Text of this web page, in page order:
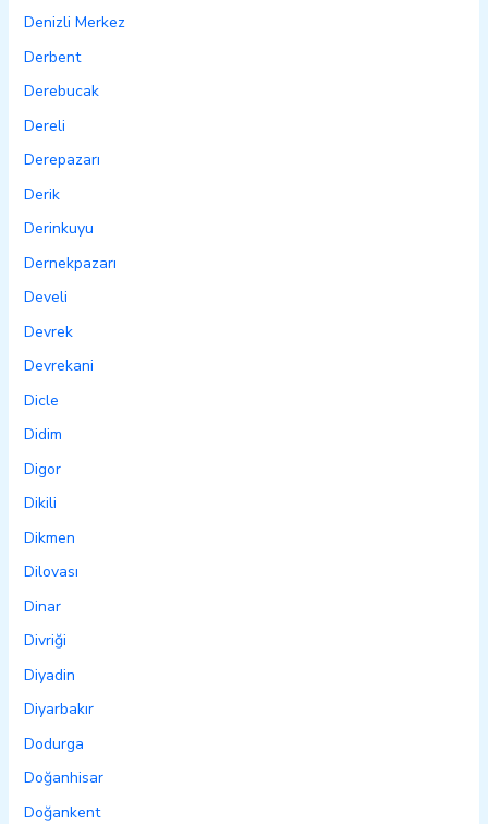
Denizli Merkez
Derbent
Derebucak
Dereli
Derepazarı
Derik
Derinkuyu
Dernekpazarı
Develi
Devrek
Devrekani
Dicle
Didim
Digor
Dikili
Dikmen
Dilovası
Dinar
Divriği
Diyadin
Diyarbakır
Dodurga
Doğanhisar
Doğankent